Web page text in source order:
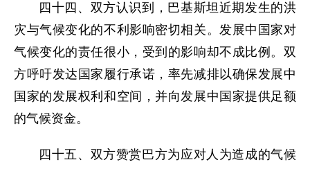
四十四、双方认识到，巴基斯坦近期发生的洪
灾与气候变化的不利影响密切相关。发展中国家对
气候变化的责任很小，受到的影响却不成比例。双
方呼吁发达国家履行承诺，率先减排以确保发展中
国家的发展权利和空间，并向发展中国家提供足额
的气候资金。
四十五、双方赞赏巴方为应对人为造成的气候